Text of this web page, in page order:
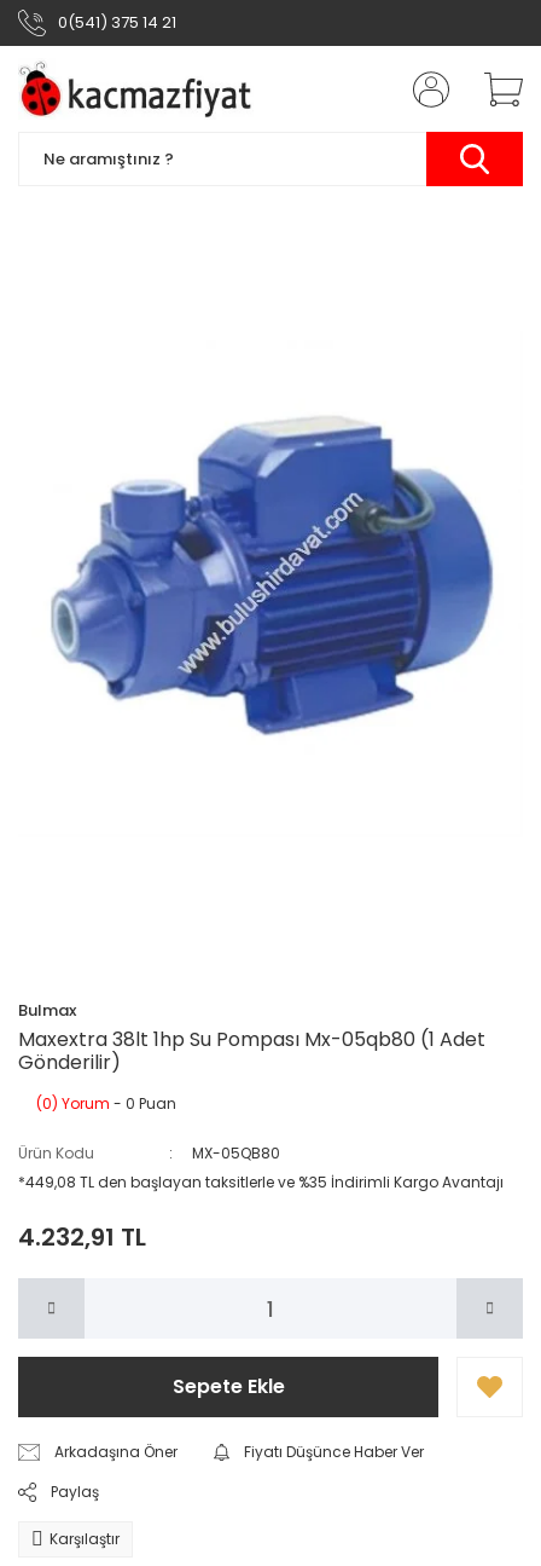
0(541) 375 14 21
Bulmax
Maxextra 38lt 1hp Su Pompası Mx-05qb80 (1 Adet
Gönderilir)
(0) Yorum - 0 Puan
Ürün Kodu
MX-05QB80
*449,08 TL den başlayan taksitlerle ve %35 İndirimli Kargo Avantajı
4.232,91 TL
Sepete Ekle
Arkadaşına Öner
Fiyatı Düşünce Haber Ver
Paylaş
Karşılaştır